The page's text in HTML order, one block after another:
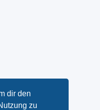
dir den
zu